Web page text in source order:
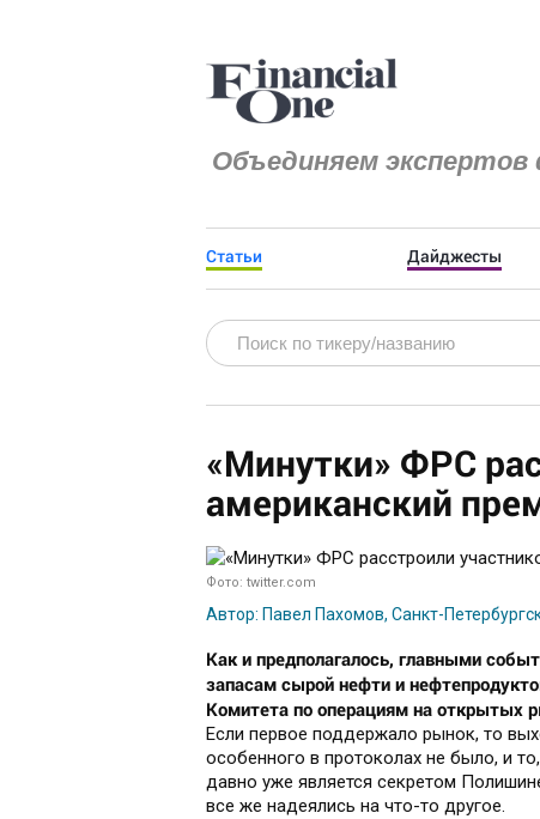
Объединяем экспертов
Статьи Дайджесты
«Минутки» ФРС
американский
Фото: twitter.com
Автор: Павел Пахомов, Санкт-
Как и предполагалось, главными
запасам сырой нефти и
Комитета по операциям на
Если первое поддержало рынок, то
особенного в протоколах не было, и
давно уже является секретом
все же надеялись на что-то другое.